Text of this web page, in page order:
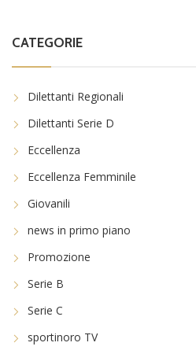
CATEGORIE
Dilettanti Regionali
Dilettanti Serie D
Eccellenza
Eccellenza Femminile
Giovanili
news in primo piano
Promozione
Serie B
Serie C
sportinoro TV